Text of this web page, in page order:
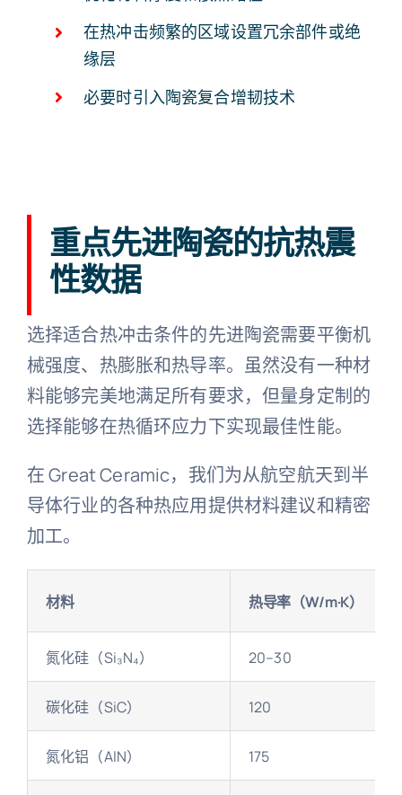
在热冲击频繁的区域设置冗余部件或绝
缘层
必要时引入陶瓷复合增韧技术
重点先进陶瓷的抗热震
性数据
选择适合热冲击条件的先进陶瓷需要平衡机
械强度、热膨胀和热导率。虽然没有一种材
料能够完美地满足所有要求，但量身定制的
选择能够在热循环应力下实现最佳性能。
在 Great Ceramic，我们为从航空航天到半
导体行业的各种热应用提供材料建议和精密
加工。
材料 热导率 （W/m·K）
氮化硅（Si₃N₄） 20–30
碳化硅（SiC） 120
氮化铝（AlN） 175